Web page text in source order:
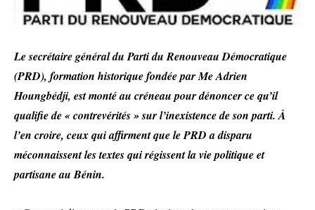
Le secrétaire général du Parti du Renouveau Démocratique
(PRD), formation historique fondée par Me Adrien
Houngbédji, est monté au créneau pour dénoncer ce qu’il
qualifie de « contrevérités » sur l’inexistence de son parti. À
l’en croire, ceux qui affirment que le PRD a disparu
méconnaissent les textes qui régissent la vie politique et
partisane au Bénin.